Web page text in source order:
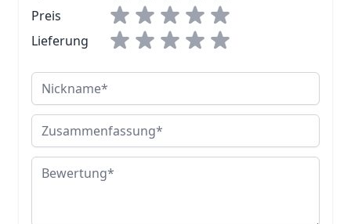
Preis
Lieferung
Nickname
Zusammenfassung
Bewertung